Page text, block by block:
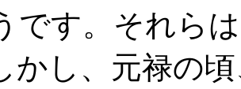
です。それら
、元禄の頃、